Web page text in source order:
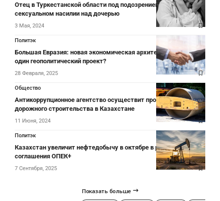
Отец в Туркестанской области под подозрением в
сексуальном насилии над дочерью
3 Мая, 2024
Политэк
Большая Евразия: новая экономическая архитектура или еще
один геополитический проект?
28 Февраля, 2025
Общество
Антикоррупционное агентство осуществит проверку качества
дорожного строительства в Казахстане
11 Июня, 2024
Политэк
Казахстан увеличит нефтедобычу в октябре в рамках
соглашения ОПЕК+
7 Сентября, 2025
Показать больше